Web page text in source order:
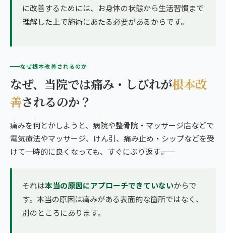
に改善するためには、お身体の状態から生活習慣まで
理解した上で施術にあたる必要があるからです。
なぜ根本改善されるのか
なぜ、当院では痛み・しびれが根本改
善されるのか？
痛みを何とかしようと、病院や整骨院・マッサージ店などで
電気療法やマッサージ、けん引、痛み止め・シップなどを受
けて一時的に良くなっても、すぐにぶり返す――。
それは本当の原因にアプローチできていないからで
す。本当の原因は痛みがある表面的な箇所ではなく、
別のところにあります。